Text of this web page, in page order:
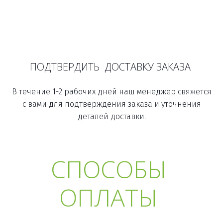
ПОДТВЕРДИТЬ ДОСТАВКУ ЗАКАЗА
В течение 1-2 рабочих дней наш менеджер свяжется
с вами для подтверждения заказа и уточнения
деталей доставки.
СПОСОБЫ
ОПЛАТЫ